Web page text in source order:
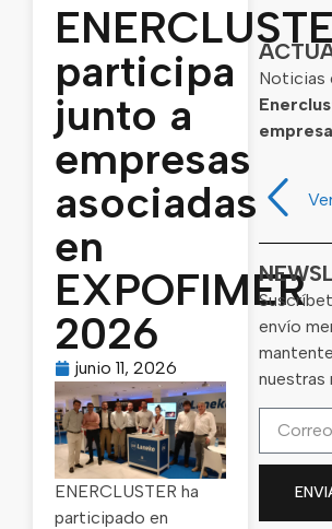
participa
junto a
empresas
asociadas
en
EXPOFIMER
2026
junio 11, 2026
ENERCLUSTER ha
participado en
Noticias
envío
nuestras